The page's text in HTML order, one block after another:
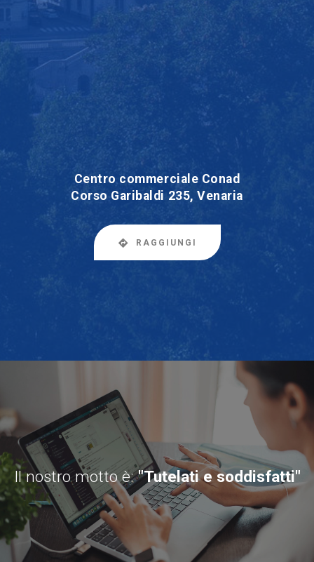
Centro commerciale Conad
Corso Garibaldi 235, Venaria
RAGGIUNGI
Il nostro motto è:"Tutelati e soddisfatti"